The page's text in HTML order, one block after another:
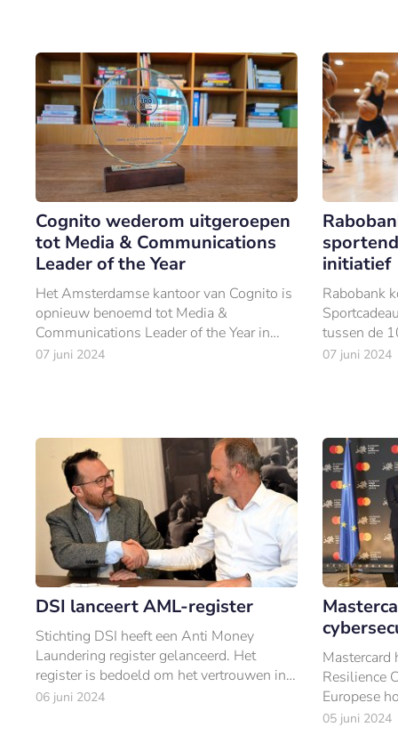
Cognito wederom uitgeroepen
tot Media & Communications
Leader of the Year
Het Amsterdamse kantoor van Cognito is
opnieuw benoemd tot Media &
Communications Leader of the Year in
Nederland.
07 juni 2024
initiatief
Rabobank
tussen de
lid te
07 juni 2024
DSI lanceert AML-register
Stichting DSI heeft een Anti Money
Laundering register gelanceerd. Het
register is bedoeld om het vertrouwen in
professionals in de AML-sector te
06 juni 2024
Mastercard
Resilience
Europese
België.
05 juni 2024